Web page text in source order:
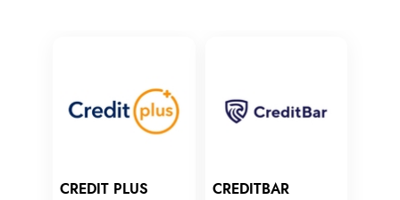
CREDIT PLUS CREDITBAR